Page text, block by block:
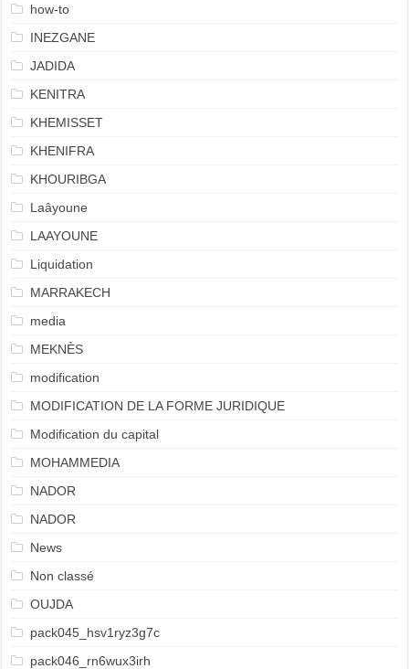
how-to
INEZGANE
JADIDA
KENITRA
KHEMISSET
KHENIFRA
KHOURIBGA
Laâyoune
LAAYOUNE
Liquidation
MARRAKECH
media
MEKNÈS
modification
MODIFICATION DE LA FORME JURIDIQUE
Modification du capital
MOHAMMEDIA
NADOR
NADOR
News
Non classé
OUJDA
pack045_hsv1ryz3g7c
pack046_rn6wux3irh